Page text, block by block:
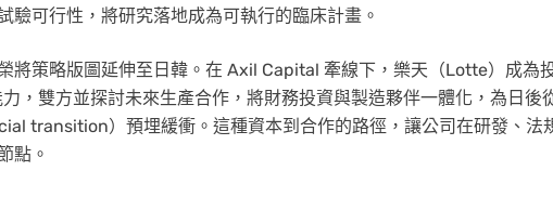
驗可行性，將研究落地成為可執行的臨床計畫。
將策略版圖延伸至日韓。在 Axil Capital 牽線下，樂天（Lotte）成為
，雙方並探討未來生產合作，將財務投資與製造夥伴一體化，為日後
transition）預埋緩衝。這種資本到合作的路徑，讓公司在研發、法
點。